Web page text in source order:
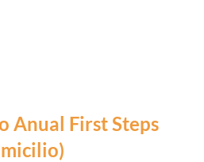
Anual First Steps